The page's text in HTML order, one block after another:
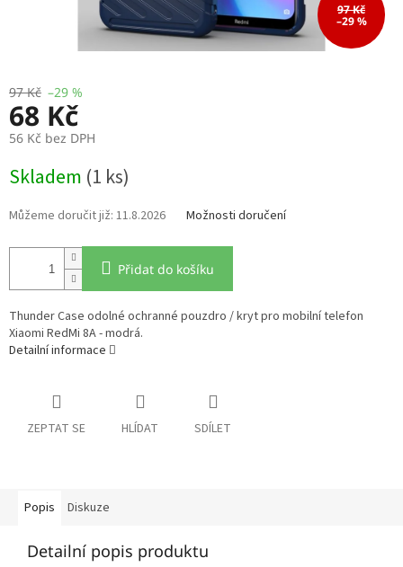
97 Kč
–29 %
97 Kč –29 %
68 Kč
56 Kč bez DPH
cena:
Skladem (1 ks)
11.8.2026 Možnosti doručení
Přidat do košíku
Thunder Case odolné ochranné pouzdro / kryt pro mobilní telefon
Xiaomi RedMi 8A - modrá.
Detailní informace
ZEPTAT SE HLÍDAT SDÍLET
Popis Diskuze
Detailní popis produktu